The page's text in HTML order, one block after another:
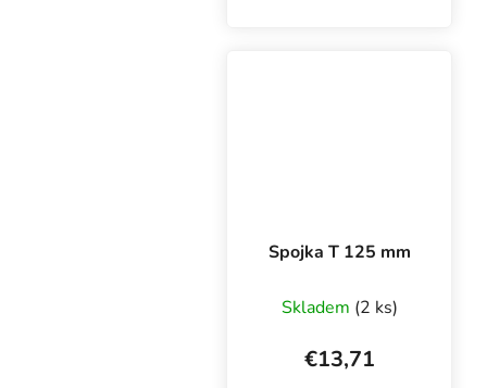
Spojka T 125 mm
Skladem (2 ks)
€13,71